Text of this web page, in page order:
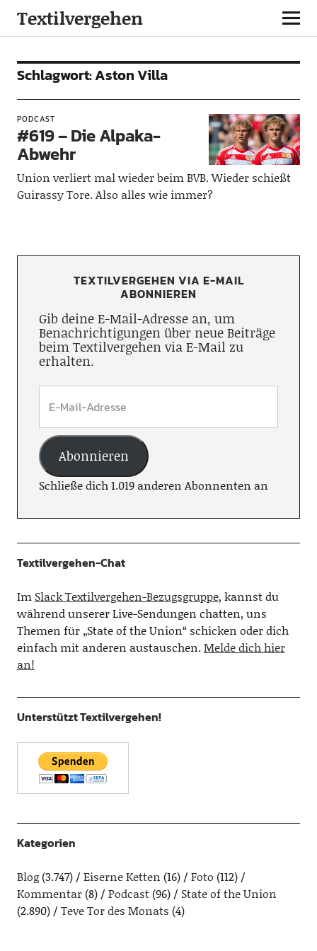
Textilvergehen
Schlagwort:Aston Villa
PODCAST
#619 – Die Alpaka-
Abwehr
Union verliert mal wieder beim BVB. Wieder schießt
Guirassy Tore. Also alles wie immer?
TEXTILVERGEHEN VIA E-MAIL
ABONNIEREN
Gib deine E-Mail-Adresse an, um
Benachrichtigungen über neue Beiträge
beim Textilvergehen via E-Mail zu
erhalten.
Abonnieren
Schließe dich 1.019 anderen Abonnenten an
Textilvergehen-Chat
Im Slack Textilvergehen-Bezugsgruppe, kannst du
während unserer Live-Sendungen chatten, uns
Themen für „State of the Union“ schicken oder dich
einfach mit anderen austauschen.Melde dich hier
an!
Unterstützt Textilvergehen!
Kategorien
Blog(3.747) Eiserne Ketten (16) Foto (112)
Kommentar(8) Podcast(96)
State of the Union
(2.890)
Teve Tor des Monats (4)